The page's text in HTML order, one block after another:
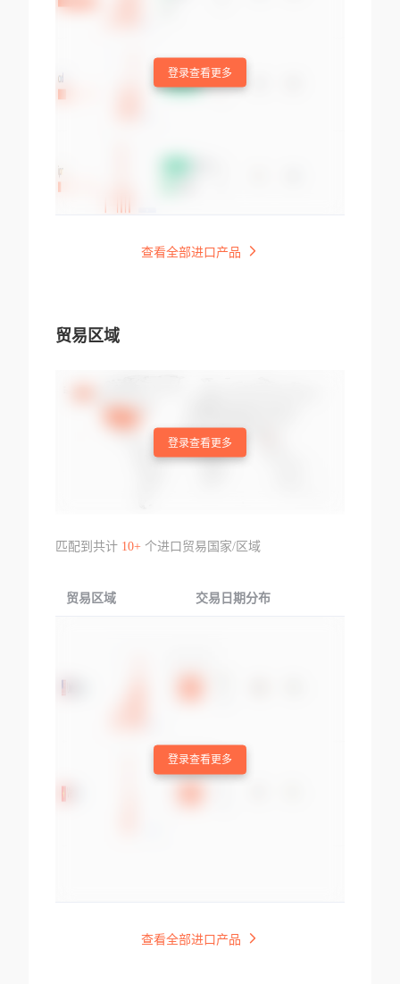
登录查看更多
查看全部进口产品
贸易区域
登录查看更多
匹配到共计 10+个进口贸易国家/区域
贸易区域 交易日期分布
登录查看更多
查看全部进口产品